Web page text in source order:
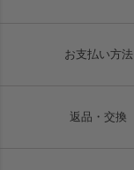
お支払い方法
返品・交換